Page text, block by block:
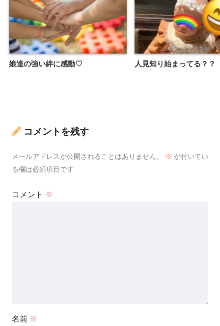
娘達の強い絆に感動♡ 人見知り始まってる？？
コメントを残す
メールアドレスが公開されることはありません。 ※ が付いてい
る欄は必須項目です
コメント ※
名前 ※